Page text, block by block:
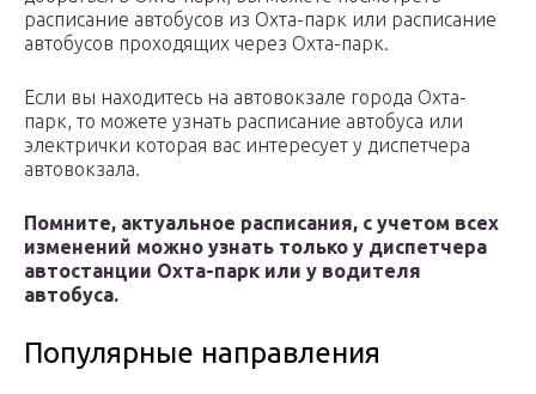
расписание автобусов из Охта-парк или расписание
автобусов проходящих через Охта-парк.
Если вы находитесь на автовокзале города Охта-
парк, то можете узнать расписание автобуса или
электрички которая вас интересует у диспетчера
автовокзала.
Помните, актуальное расписания, с учетом всех
изменений можно узнать только у диспетчера
автостанции Охта-парк или у водителя
автобуса.
Популярные направления